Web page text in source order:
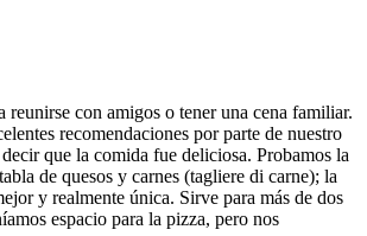
reunirse con amigos o tener una cena familiar.
recomendaciones por parte de nuestro
que la comida fue deliciosa. Probamos la
de quesos y carnes (tagliere di carne); la
y realmente única. Sirve para más de dos
espacio para la pizza, pero nos